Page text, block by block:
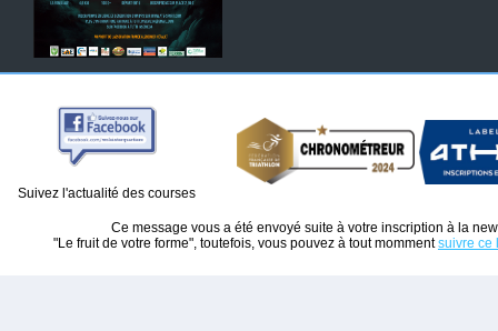
Suivez l'actualité des courses
Ce message vous a été envoyé suite à votre inscription à la
"Le fruit de votre forme", toutefois, vous pouvez à tout mommentsuivre ce